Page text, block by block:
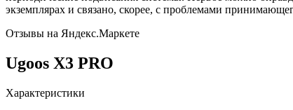
экземплярах и связано, скорее, с проблемами
Отзывы на Яндекс.Маркете
Ugoos X3 PRO
Характеристики